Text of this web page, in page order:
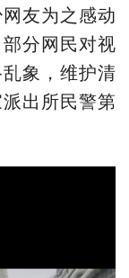
友为之感动
分网民对视
象，维护清
出所民警第